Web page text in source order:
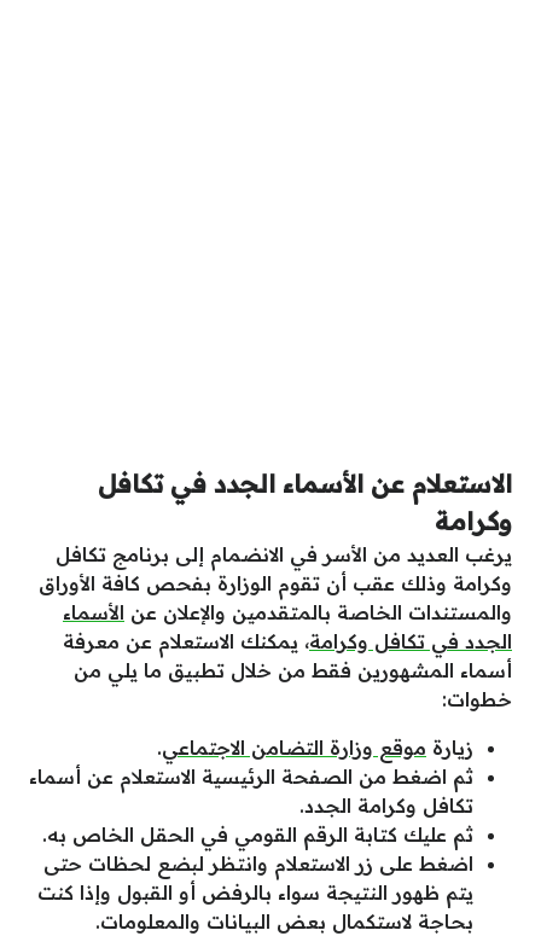
الاستعلام عن الأسماء الجدد في تكافل
وكرامة
يرغب العديد من الأسر في الانضمام إلى برنامج تكافل
وكرامة وذلك عقب أن تقوم الوزارة بفحص كافة الأوراق
والمستندات الخاصة بالمتقدمين والإعلان عن الأسماء
الجدد في تكافل وكرامة، يمكنك الاستعلام عن معرفة
أسماء المشهورين فقط من خلال تطبيق ما يلي من
خطوات:
زيارة موقع وزارة التضامن الاجتماعي.
ثم اضغط من الصفحة الرئيسية الاستعلام عن أسماء
تكافل وكرامة الجدد.
ثم عليك كتابة الرقم القومي في الحقل الخاص به.
اضغط على زر الاستعلام وانتظر لبضع لحظات حتى
يتم ظهور النتيجة سواء بالرفض أو القبول وإذا كنت
بحاجة لاستكمال بعض البيانات والمعلومات.